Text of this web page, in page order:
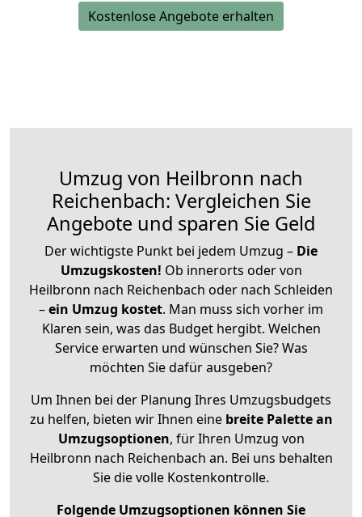
Kostenlose Angebote erhalten
Umzug von Heilbronn nach
Reichenbach: Vergleichen Sie
Angebote und sparen Sie Geld
Der wichtigste Punkt bei jedem Umzug – Die
Umzugskosten! Ob innerorts oder von
Heilbronn nach Reichenbach oder nach Schleiden
–ein Umzug kostet. Man muss sich vorher im
Klaren sein, was das Budget hergibt. Welchen
Service erwarten und wünschen Sie? Was
möchten Sie dafür ausgeben?
Um Ihnen bei der Planung Ihres Umzugsbudgets
zu helfen, bieten wir Ihnen eine breite Palette an
Umzugsoptionen, für Ihren Umzug von
Heilbronn nach Reichenbach an. Bei uns behalten
Sie die volle Kostenkontrolle.
Folgende Umzugsoptionen können Sie